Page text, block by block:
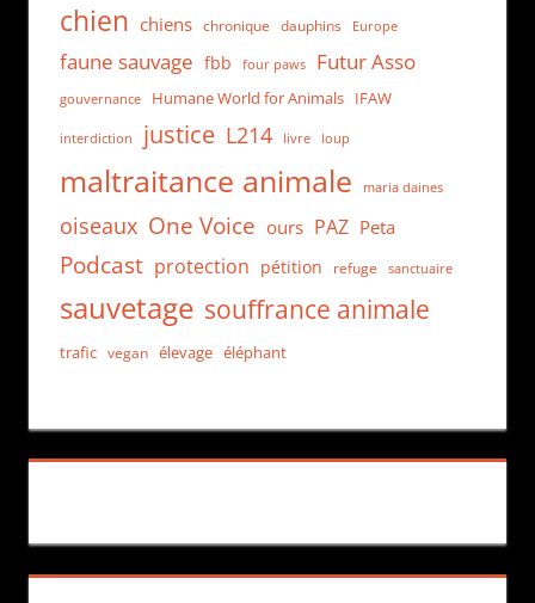
chien chiens chronique dauphins Europe
faune sauvage fbb four paws Futur Asso
gouvernance Humane World for Animals IFAW
interdiction justice L214 livre loup
maltraitance animale maria daines
oiseaux One Voice ours PAZ Peta
Podcast protection pétition refuge sanctuaire
sauvetage souffrance animale
trafic vegan élevage éléphant